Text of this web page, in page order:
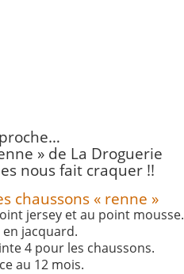
» de La Droguerie
nous fait craquer !!
chaussons « renne »
jersey et au point mousse.
jacquard.
4 pour les chaussons.
au 12 mois.